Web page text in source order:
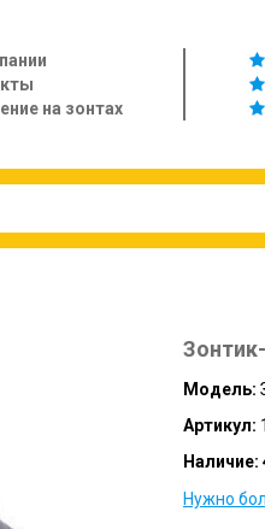
на зонтах
Модель:
Артикул:
Наличие:
Нужно